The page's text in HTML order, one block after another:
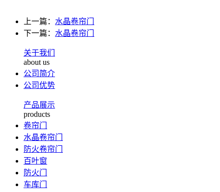
上一篇： 水晶卷帘门
下一篇： 水晶卷帘门
关于我们
about us
公司简介
公司优势
产品展示
products
卷帘门
水晶卷帘门
防火卷帘门
百叶窗
防火门
车库门